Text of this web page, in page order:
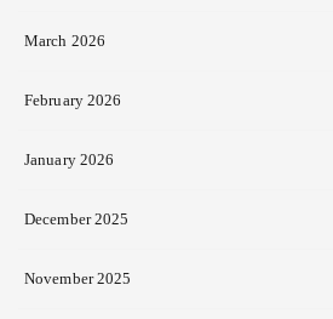
March 2026
February 2026
January 2026
December 2025
November 2025